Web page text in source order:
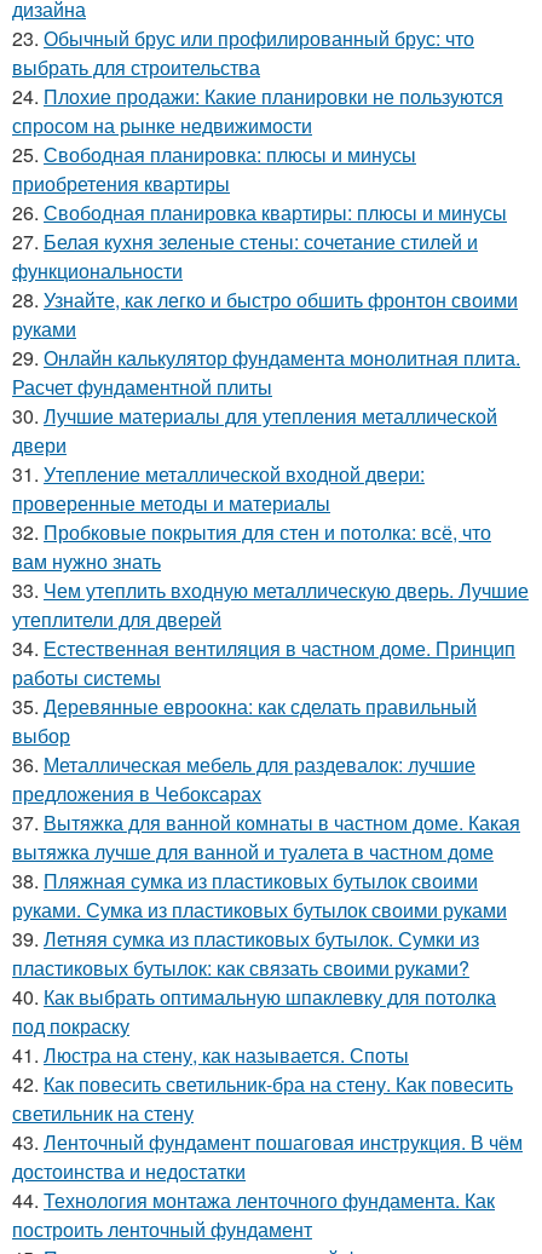
дизайна
23. Обычный брус или профилированный брус: что
выбрать для строительства
24. Плохие продажи: Какие планировки не пользуются
спросом на рынке недвижимости
25. Свободная планировка: плюсы и минусы
приобретения квартиры
26. Свободная планировка квартиры: плюсы и минусы
27. Белая кухня зеленые стены: сочетание стилей и
функциональности
28. Узнайте, как легко и быстро обшить фронтон своими
руками
29. Онлайн калькулятор фундамента монолитная плита.
Расчет фундаментной плиты
30. Лучшие материалы для утепления металлической
двери
31. Утепление металлической входной двери:
проверенные методы и материалы
32. Пробковые покрытия для стен и потолка: всё, что
вам нужно знать
33. Чем утеплить входную металлическую дверь. Лучшие
утеплители для дверей
34. Естественная вентиляция в частном доме. Принцип
работы системы
35. Деревянные евроокна: как сделать правильный
выбор
36. Металлическая мебель для раздевалок: лучшие
предложения в Чебоксарах
37. Вытяжка для ванной комнаты в частном доме. Какая
вытяжка лучше для ванной и туалета в частном доме
38. Пляжная сумка из пластиковых бутылок своими
руками. Сумка из пластиковых бутылок своими руками
39. Летняя сумка из пластиковых бутылок. Сумки из
пластиковых бутылок: как связать своими руками?
40. Как выбрать оптимальную шпаклевку для потолка
под покраску
41. Люстра на стену, как называется. Споты
42. Как повесить светильник-бра на стену. Как повесить
светильник на стену
43. Ленточный фундамент пошаговая инструкция. В чём
достоинства и недостатки
44. Технология монтажа ленточного фундамента. Как
построить ленточный фундамент